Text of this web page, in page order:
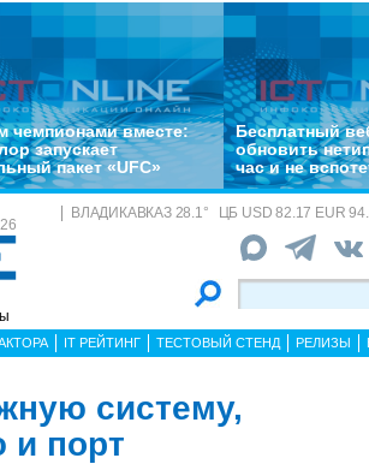
чемпионами вместе:
запускает
пакет «UFC»
Бесплатный
обновить
час и не
ВЛАДИКАВКАЗ 28.1° ЦБ USD 82.17 EUR
IT РЕЙТИНГ ТЕСТОВЫЙ СТЕНД РЕЛИЗЫ
систему,
и порт